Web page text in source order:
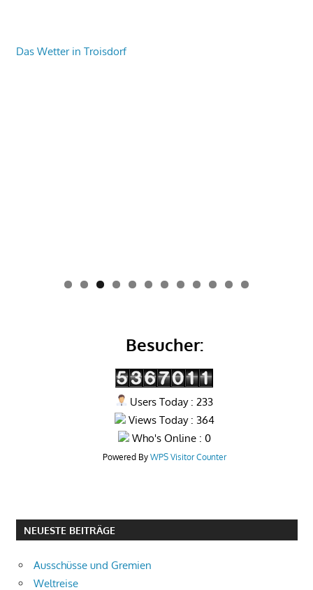
Das Wetter in Troisdorf
0 1 2
Besucher:
Users Today : 233
Views Today : 364
Who's Online : 0
Powered By WPS Visitor Counter
NEUESTE BEITRÄGE
Ausschüsse und Gremien
Weltreise